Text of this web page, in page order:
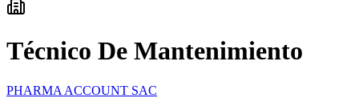
Técnico De Mantenimiento
PHARMA ACCOUNT SAC